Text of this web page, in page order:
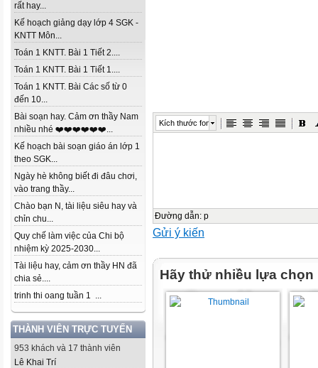
rất hay...
Kế hoạch giảng dạy lớp 4 SGK -
KNTT Môn...
Toán 1 KNTT. Bài 1 Tiết 2....
Toán 1 KNTT. Bài 1 Tiết 1....
Toán 1 KNTT. Bài Các số từ 0
đến 10...
Bài soạn hay. Cảm ơn thầy Nam
nhiều nhé ❤️❤️❤️❤️❤️❤️...
Kế hoạch bài soạn giáo án lớp 1
theo SGK...
Ngày hè không biết đi đâu chơi,
vào trang thầy...
Chào bạn N, tài liệu siêu hay và
chỉn chu...
Quy chế làm việc của Chi bộ
nhiệm kỳ 2025-2030...
Tài liệu hay, cảm ơn thầy HN đã
chia sẻ....
trinh thi oang tuần 1 ...
THÀNH VIÊN TRỰC TUYẾN
953 khách và 17 thành viên
Lê Khai Trí
Kích thước font
Đường dẫn: p
Gửi ý kiến
Hãy thử nhiều lựa chọn